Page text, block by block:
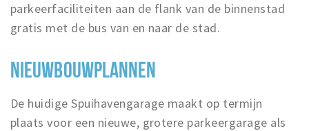
parkeerfaciliteiten aan de flank van de binnenstad
gratis met de bus van en naar de stad.
NIEUWBOUWPLANNEN
De huidige Spuihavengarage maakt op termijn
plaats voor een nieuwe, grotere parkeergarage als